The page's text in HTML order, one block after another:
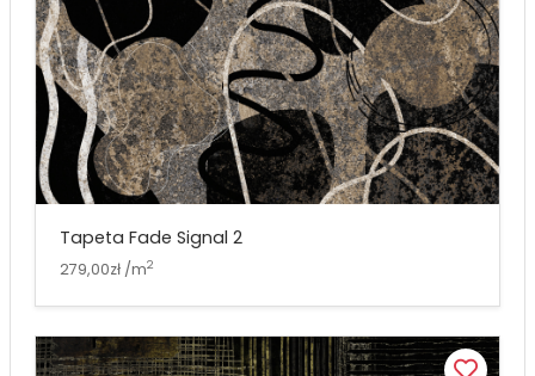
Tapeta Fade Signal 2
279,00zł /m2